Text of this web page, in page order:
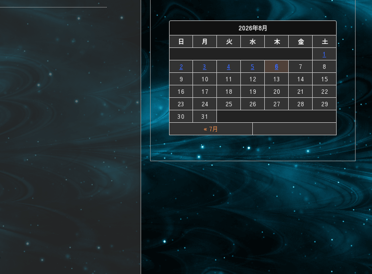
2026年8月
日
月 火 水 木 金
土
1
2
3 4 5 6 7
8
9
10 11 12 13 14
15
16
17 18 19 20 21
22
23
24 25 26 27 28
29
30
31
« 7月